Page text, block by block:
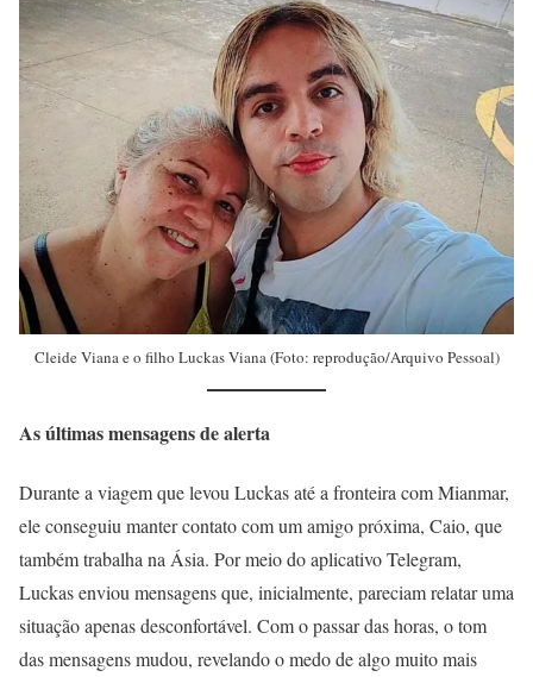
Cleide Viana e o filho Luckas Viana (Foto: reprodução/Arquivo Pessoal)
As últimas mensagens de alerta
Durante a viagem que levou Luckas até a fronteira com Mianmar,
ele conseguiu manter contato com um amigo próxima, Caio, que
também trabalha na Ásia. Por meio do aplicativo Telegram,
Luckas enviou mensagens que, inicialmente, pareciam relatar uma
situação apenas desconfortável. Com o passar das horas, o tom
das mensagens mudou, revelando o medo de algo muito mais